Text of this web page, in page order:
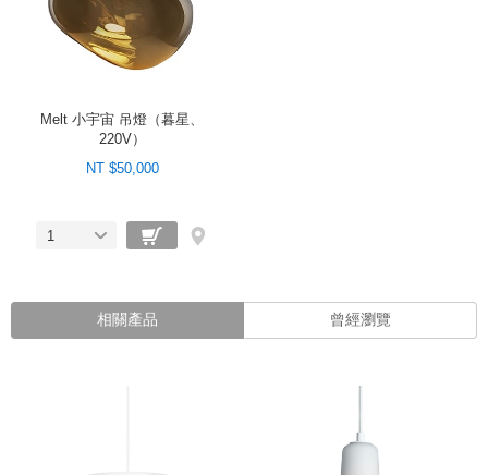
Melt 小宇宙 吊燈（暮星、
220V）
NT $50,000
1
相關產品 曾經瀏覽